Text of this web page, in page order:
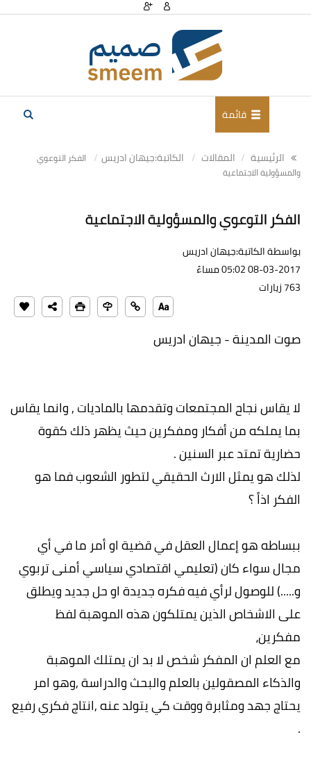
قائمة
الرئيسية المقالات الكاتبة:جيهان ادريس
الفكر التوعوي
والمسؤولية الاجتماعية
الفكر التوعوي والمسؤولية الاجتماعية
بواسطة الكاتبة:جيهان ادريس
08-03-2017 05:02 مساءً
763 زيارات
صوت المدينة - جيهان ادريس
لا يقاس نجاح المجتمعات وتقدمها بالماديات , وانما يقاس
بما يملكه من أفكار ومفكرين حيث يظهر ذلك كقوة
حضارية تمتد عبر السنين .
لذلك هو يمثل الارث الحقيقي لتطور الشعوب فما هو
الفكر اذاً ؟
ببساطه هو إعمال العقل في قضية او أمر ما في أي
مجال سواء كان (تعليمي اقتصادي سياسي أمنى تربوي
و.....) للوصول لرأي فيه فكره جديدة او حل جديد ويطلق
على الاشخاص الذين يمتلكون هذه الموهبة لفظ
مفكرين،
مع العلم ان المفكر شخص لا بد ان يمتلك الموهبة
والذكاء المصقولين بالعلم والبحث والدراسة ,وهو امر
يحتاج جهد ومثابرة ووقت كي يتولد عنه ,انتاج فكري رفيع
.